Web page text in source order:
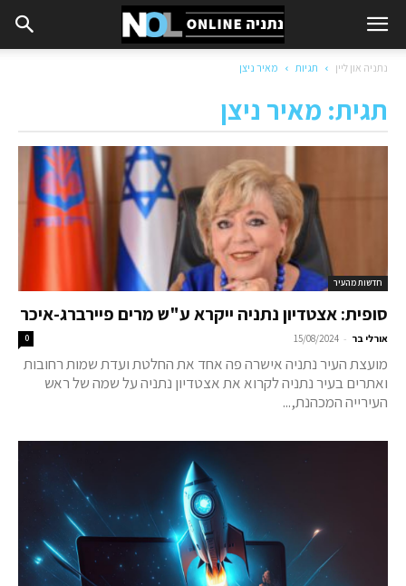
נתניה און ליין תגיות מאיר ניצן
תגית: מאיר ניצן
חדשות מהעיר
סופית: אצטדיון נתניה ייקרא ע"ש מרים פיירברג-איכר
אורלי בר -
15/08/2024
0
מועצת העיר נתניה אישרה פה אחד את החלטת ועדת שמות רחובות
ואתרים בעיר נתניה לקרוא את אצטדיון נתניה על שמה של ראש
העירייה המכהנת,...